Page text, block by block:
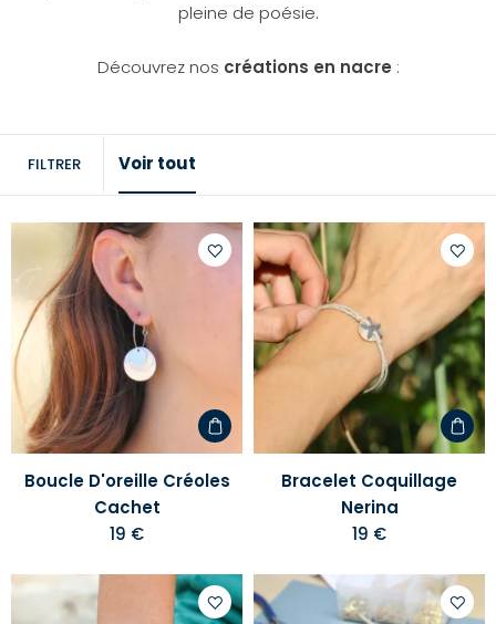
pleine de poésie.
Découvrez nos créations en nacre :
FILTRER Voir tout
Ajouter
Boucle D'oreille Créoles
Cachet
19 €
à
votre
liste
Bracelet Coquillage
Nerina
19 €